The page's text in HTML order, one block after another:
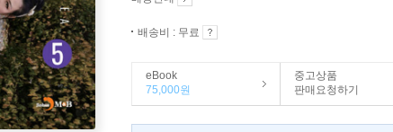
배송비 : 무료
eBook
75,000원
중고상품
판매요청하기